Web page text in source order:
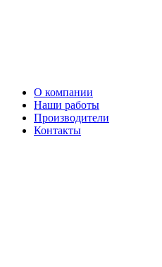
О компании
Наши работы
Производители
Контакты